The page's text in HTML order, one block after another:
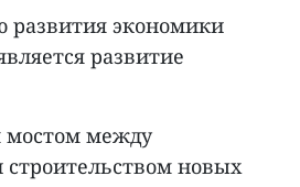
экономики
развитие
мостом между
строительством новых